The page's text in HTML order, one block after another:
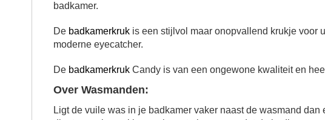
badkamer.
De badkamerkruk is een stijlvol maar onopvallend krukje voor
moderne eyecatcher.
De badkamerkruk Candy is van een ongewone kwaliteit en
Over Wasmanden:
Ligt de vuile was in je badkamer vaker naast de wasmand